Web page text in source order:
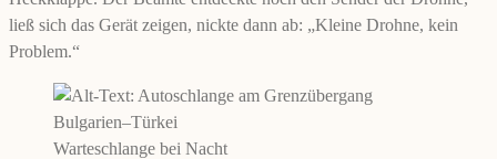
ließ sich das Gerät zeigen, nickte dann ab: „Kleine Drohne, kein
Problem.“
Warteschlange bei Nacht